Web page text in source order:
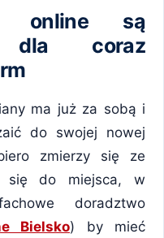
online są
dla coraz
ma już za sobą i
do swojej nowej
zmierzy się ze
się do miejsca, w
doradztwo
Bielsko​​) by mieć